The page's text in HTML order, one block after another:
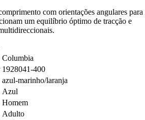
com orientações angulares para
um equilíbrio óptimo de tracção e
Columbia
1928041-400
azul-marinho/laranja
Azul
Homem
Adulto